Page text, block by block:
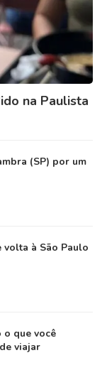
na Paulista
(SP) por um
volta à São Paulo
o que você
viajar